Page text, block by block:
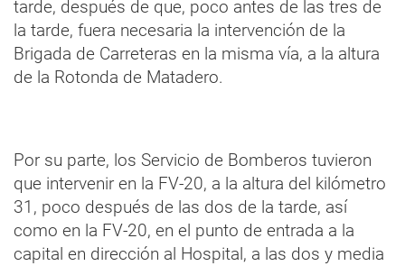
tarde, después de que, poco antes de las tres de
la tarde, fuera necesaria la intervención de la
Brigada de Carreteras en la misma vía, a la altura
de la Rotonda de Matadero.
Por su parte, los Servicio de Bomberos tuvieron
que intervenir en la FV-20, a la altura del kilómetro
31, poco después de las dos de la tarde, así
como en la FV-20, en el punto de entrada a la
capital en dirección al Hospital, a las dos y media